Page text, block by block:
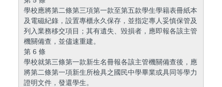
學校應將第二條第三項第一款至第五款學生學籍表冊紙本
及電磁紀錄，設置專櫃永久保存，並指定專人妥慎保管及
列入業務移交項目；其有遺失、毀損者，應即報各該主管
機關備查，並儘速重建。
第 6 條
學校就第三條第一款新生名冊報各該主管機關備查後，應
將第二條第一項新生所檢具之國民中學畢業或具同等學力
證明文件，發還學生。